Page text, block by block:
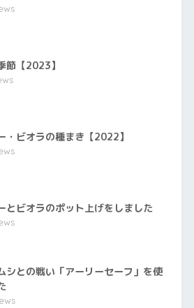
節【2023】
・ビオラの種まき【2022】
とビオラのポット上げをしました
シとの戦い「アーリーセーフ」を使